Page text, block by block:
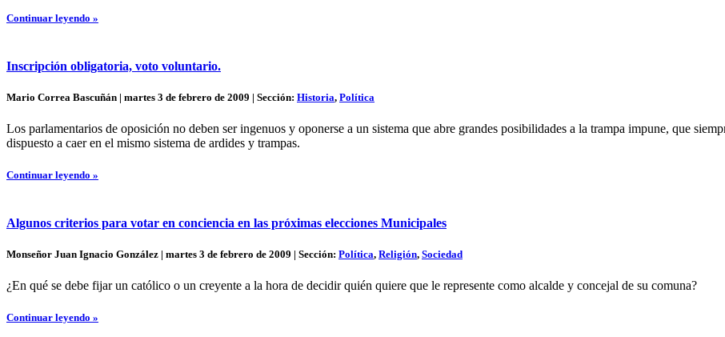
Continuar leyendo »
Inscripción obligatoria, voto voluntario.
Mario Correa Bascuñán | martes 3 de febrero de 2009 | Sección: Historia, Política
Los parlamentarios de oposición no deben ser ingenuos y oponerse a un sistema que abre grandes posibilidades a la trampa impune, que
dispuesto a caer en el mismo sistema de ardides y trampas.
Continuar leyendo »
Algunos criterios para votar en conciencia en las próximas elecciones Municipales
Monseñor Juan Ignacio González | martes 3 de febrero de 2009 | Sección: Política, Religión, Sociedad
¿En qué se debe fijar un católico o un creyente a la hora de decidir quién quiere que le represente como alcalde y concejal de su comuna?
Continuar leyendo »